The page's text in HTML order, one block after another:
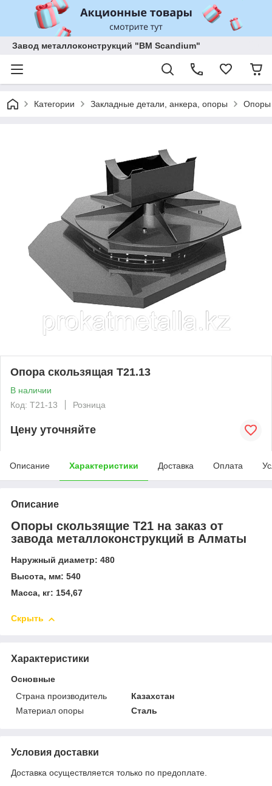
Завод металлоконструкций "BM Scandium"
Категории Закладные детали, анкера, опоры Опоры
Опора скользящая Т21.13
В наличии
Код: T21-13
Розница
Цену уточняйте
Описание Характеристики Доставка Оплата
Описание
Опоры скользящие Т21 на заказ от
завода металлоконструкций в Алматы
Наружный диаметр: 480
Высота, мм: 540
Масса, кг: 154,67
Скрыть
Характеристики
Основные
Страна производитель
Казахстан
Материал опоры
Сталь
Условия доставки
Доставка осуществляется только по предоплате.